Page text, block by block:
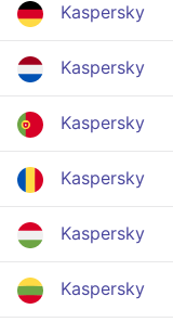
Kaspersky
Kaspersky
Kaspersky
Kaspersky
Kaspersky
Kaspersky